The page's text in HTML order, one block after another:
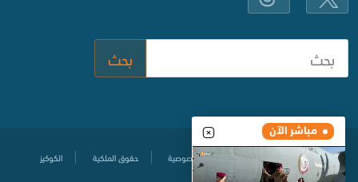
مباشر الآن
بحث
مركز المساعدة سياسة حماية الخصوصية حقوق الملكية الكوكيز